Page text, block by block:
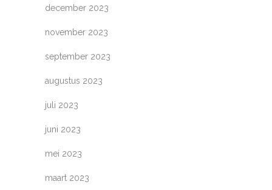
december 2023
november 2023
september 2023
augustus 2023
juli 2023
juni 2023
mei 2023
maart 2023